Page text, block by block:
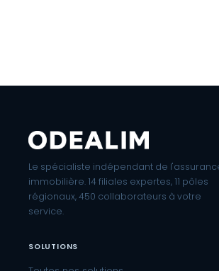
Le spécialiste indépendant de
immobilière. 14 filiales expertes, 11 pôles
régionaux, 450 collaborateurs à votre
service.
SOLUTIONS